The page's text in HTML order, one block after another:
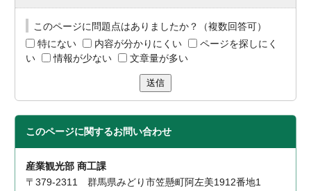
このページに問題点はありましたか？（複数回答可）
特にない
内容が分かりにくい
ページを探しにく
い
情報が少ない 文章量が多い
送信
このページに関するお問い合わせ
産業観光部 商工課
〒379-2311 群馬県みどり市笠懸町阿左美1912番地1